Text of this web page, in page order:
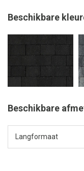
Beschikbare
Beschikbare